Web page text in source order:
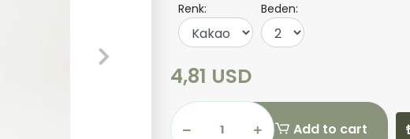
Renk: Beden:
4,81 USD
Add to cart